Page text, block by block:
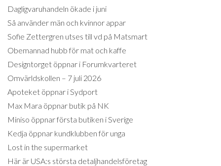
Dagligvaruhandeln ökade i juni
Så använder män och kvinnor appar
Sofie Zettergren utses till vd på Matsmart
Obemannad hubb för mat och kaffe
Designtorget öppnar i Forumkvarteret
Omvärldskollen – 7 juli 2026
Apoteket öppnar i Sydport
Max Mara öppnar butik på NK
Miniso öppnar första butiken i Sverige
Kedja öppnar kundklubben för unga
Lost in the supermarket
Här är USA:s största detaljhandelsföretag